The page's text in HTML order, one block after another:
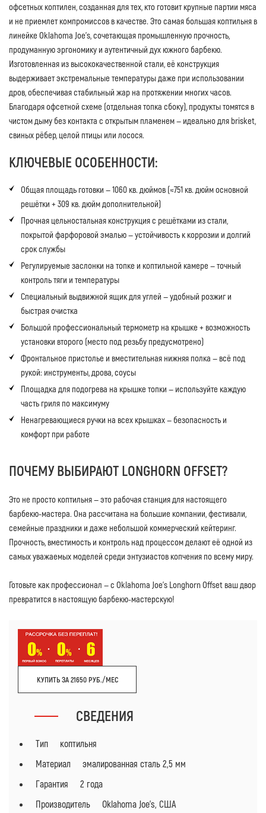
офсетных коптилен, созданная для тех, кто готовит крупные партии мяса
и не приемлет компромиссов в качестве. Это самая большая коптильня в
линейке Oklahoma Joe’s, сочетающая промышленную прочность,
продуманную эргономику и аутентичный дух южного барбекю.
Изготовленная из высококачественной стали, её конструкция
выдерживает экстремальные температуры даже при использовании
дров, обеспечивая стабильный жар на протяжении многих часов.
Благодаря офсетной схеме (отдельная топка сбоку), продукты томятся в
чистом дыму без контакта с открытым пламенем — идеально для brisket,
свиных рёбер, целой птицы или лосося.
КЛЮЧЕВЫЕ ОСОБЕННОСТИ:
Общая площадь готовки — 1060 кв. дюймов (≈751 кв. дюйм основной
решётки + 309 кв. дюйм дополнительной)
Прочная цельностальная конструкция с решётками из стали,
покрытой фарфоровой эмалью — устойчивость к коррозии и долгий
срок службы
Регулируемые заслонки на топке и коптильной камере — точный
контроль тяги и температуры
Специальный выдвижной ящик для углей — удобный розжиг и
быстрая очистка
Большой профессиональный термометр на крышке + возможность
установки второго (место под резьбу предусмотрено)
Фронтальное пристолье и вместительная нижняя полка — всё под
рукой: инструменты, дрова, соусы
Площадка для подогрева на крышке топки — используйте каждую
часть гриля по максимуму
Ненагревающиеся ручки на всех крышках — безопасность и
комфорт при работе
ПОЧЕМУ ВЫБИРАЮТ LONGHORN OFFSET?
Это не просто коптильня — это рабочая станция для настоящего
барбекю-мастера. Она рассчитана на большие компании, фестивали,
семейные праздники и даже небольшой коммерческий кейтеринг.
Прочность, вместимость и контроль над процессом делают её одной из
самых уважаемых моделей среди энтузиастов копчения по всему миру.
Готовьте как профессионал — с Oklahoma Joe’s Longhorn Offset ваш двор
превратится в настоящую барбекю-мастерскую!
КУПИТЬ ЗА 21650 РУБ./МЕС
СВЕДЕНИЯ
Тип коптильня
Материал эмалированная сталь 2,5 мм
Гарантия 2 года
Производитель Oklahoma Joe's, США